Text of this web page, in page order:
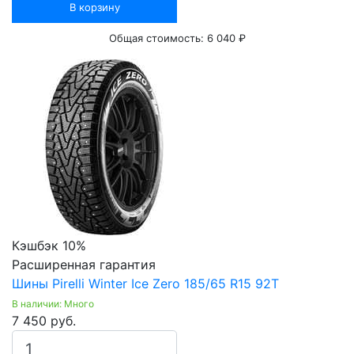
В корзину
Общая стоимость: 6 040 ₽
Кэшбэк 10%
Расширенная гарантия
Шины Pirelli Winter Ice Zero 185/65 R15 92T
В наличии: Много
7 450 руб.